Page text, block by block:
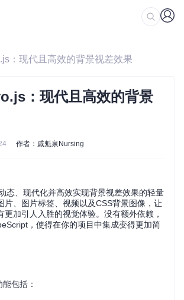
：现代且高效的背景视差效果
：现代且高效的背景
作者：戚魁泉Nursing
态、现代化并高效实现背景视差效果的轻量
片、图片标签、视频以及CSS背景图像，让
更加引人入胜的视觉体验。没有额外依赖，
，使得在你的项目中集成变得更加简
包括：